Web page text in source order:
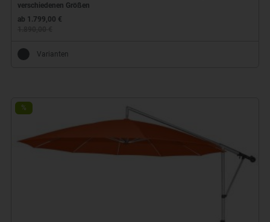
verschiedenen Größen
ab 1.799,00 €
Varianten
%